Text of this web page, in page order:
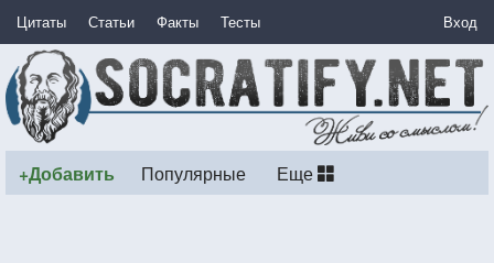
Цитаты Статьи Факты Тесты Вход
+Добавить Популярные Еще